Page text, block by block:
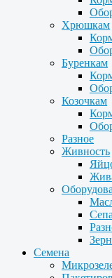
Хрюшкам
Буренкам
Козочкам
Разное
Живность
Семена